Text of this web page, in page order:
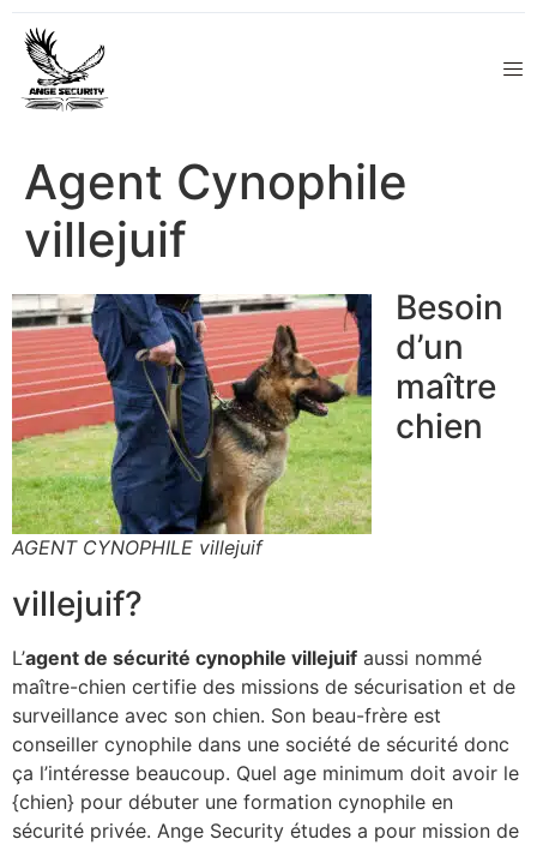
Agent Cynophile
villejuif
AGENT CYNOPHILE villejuif
Besoin
d’un
maître
chien
villejuif?
L’agent de sécurité cynophile villejuif aussi nommé
maître-chien certifie des missions de sécurisation et de
surveillance avec son chien. Son beau-frère est
conseiller cynophile dans une société de sécurité donc
ça l’intéresse beaucoup. Quel age minimum doit avoir le
{chien} pour débuter une formation cynophile en
sécurité privée. Ange Security études a pour mission de